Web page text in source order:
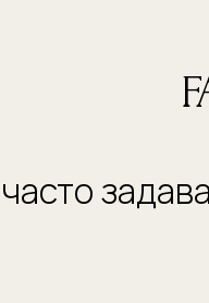
часто